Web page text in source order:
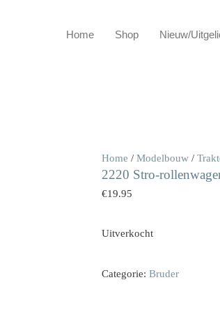
Home Shop Nieuw/
Home / Modelbouw/
2220 Stro-
€19.95
Uitverkocht
Categorie: Bruder